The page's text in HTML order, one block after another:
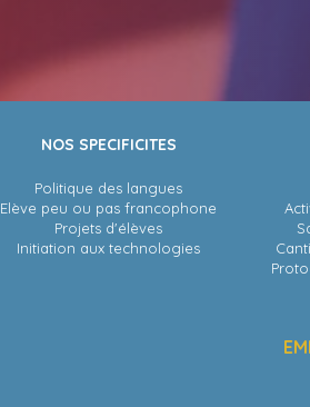
NOS SPECIFICITES
Politique des langues
Elève peu ou pas francophone
Projets d'élèves
Initiation aux technologies